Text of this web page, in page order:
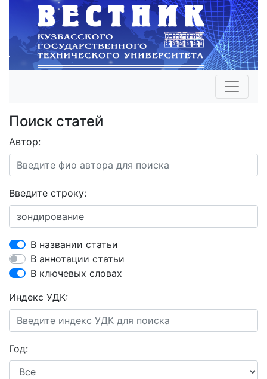
Поиск статей
Автор:
Введите строку:
В названии статьи
В аннотации статьи
В ключевых словах
Индекс УДК:
Год: